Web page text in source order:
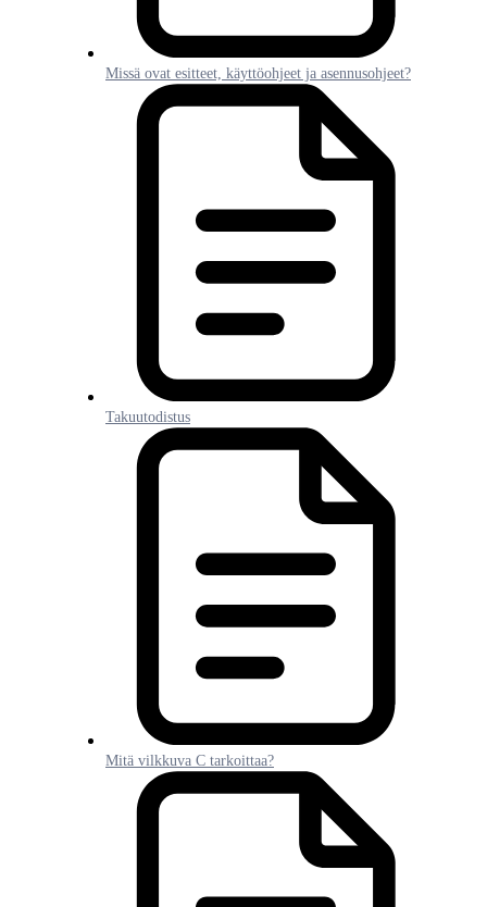
Missä ovat esitteet, käyttöohjeet ja asennusohjeet?
Takuutodistus
Mitä vilkkuva C tarkoittaa?